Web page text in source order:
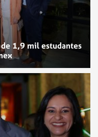
de 1,9 mil estudantes